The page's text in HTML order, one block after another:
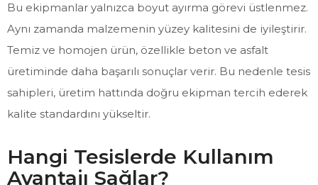
Bu ekipmanlar yalnızca boyut ayırma görevi üstlenmez.
Aynı zamanda malzemenin yüzey kalitesini de iyileştirir.
Temiz ve homojen ürün, özellikle beton ve asfalt
üretiminde daha başarılı sonuçlar verir. Bu nedenle tesis
sahipleri, üretim hattında doğru ekipman tercih ederek
kalite standardını yükseltir.
Hangi Tesislerde Kullanım
Avantajı Sağlar?